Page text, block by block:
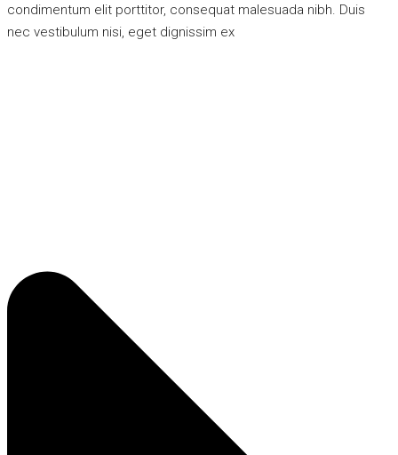
condimentum elit porttitor, consequat malesuada nibh. Duis
nec vestibulum nisi, eget dignissim ex